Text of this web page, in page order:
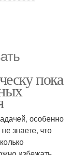
пока
особенно
знаете, что